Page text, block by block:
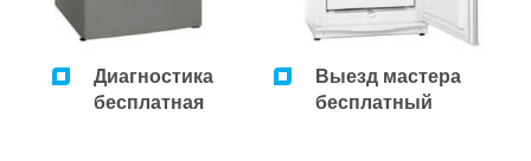
Диагностика
бесплатная
Выезд мастера
бесплатный